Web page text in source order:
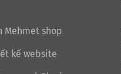
Mehmet shop
kế website